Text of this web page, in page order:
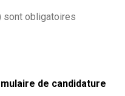
sont obligatoires
de candidature